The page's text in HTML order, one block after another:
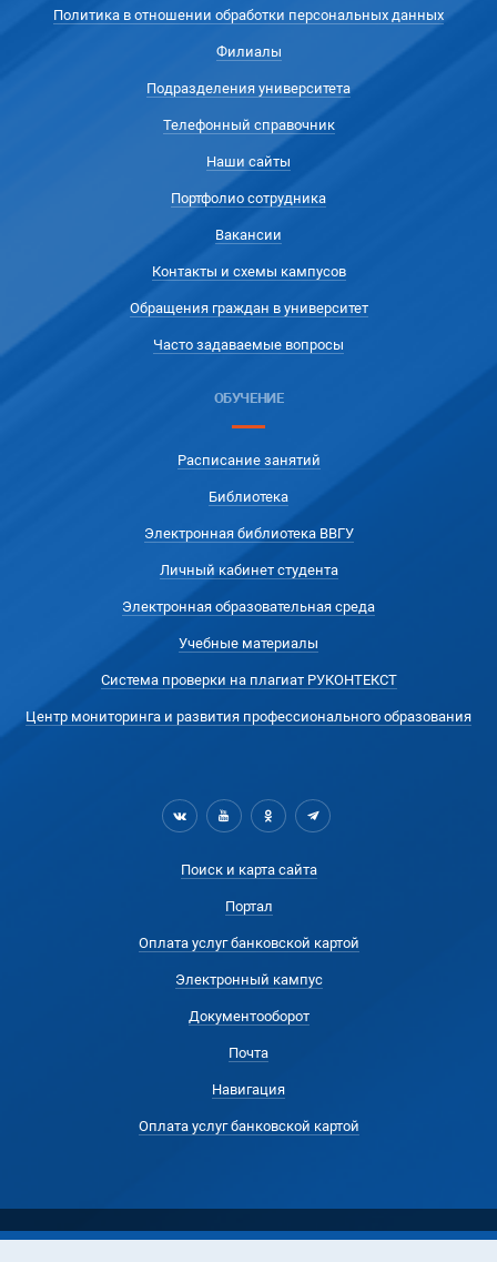
Политика в отношении обработки персональных данных
Филиалы
Подразделения университета
Телефонный справочник
Наши сайты
Портфолио сотрудника
Вакансии
Контакты и схемы кампусов
Обращения граждан в университет
Часто задаваемые вопросы
ОБУЧЕНИЕ
Расписание занятий
Библиотека
Электронная библиотека ВВГУ
Личный кабинет студента
Электронная образовательная среда
Учебные материалы
Система проверки на плагиат РУКОНТЕКСТ
Центр мониторинга и развития профессионального образования
Поиск и карта сайта
Портал
Оплата услуг банковской картой
Электронный кампус
Документооборот
Почта
Навигация
Оплата услуг банковской картой